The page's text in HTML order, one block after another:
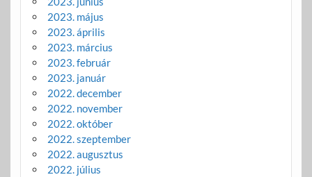
2023. május
2023. április
2023. március
2023. február
2023. január
2022. december
2022. november
2022. október
2022. szeptember
2022. augusztus
2022. július